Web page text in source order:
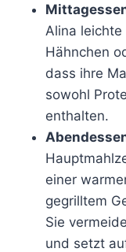
Alina
Hähnchen
dass ihre
sowohl
enthalten.
einer
gegrilltem
Sie
und setzt